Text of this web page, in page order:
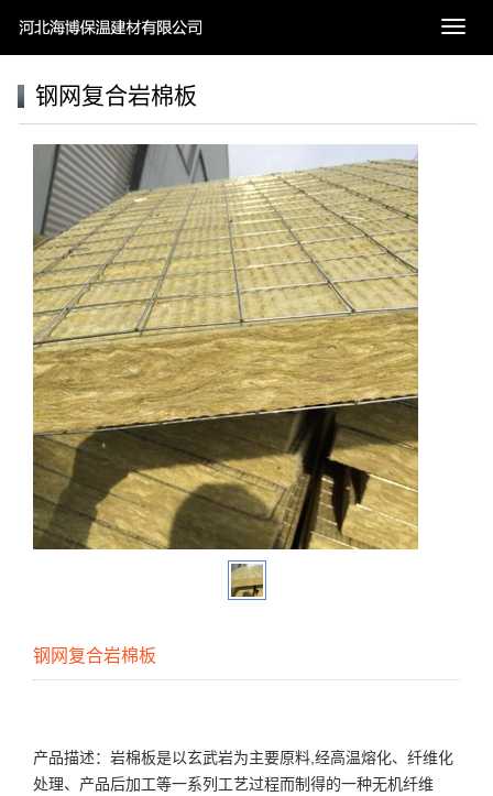
导
钢网复合岩棉板
钢网复合岩棉板
产品描述：岩棉板是以玄武岩为主要原料,经高温熔化、纤维化
处理、产品后加工等一系列工艺过程而制得的一种无机纤维